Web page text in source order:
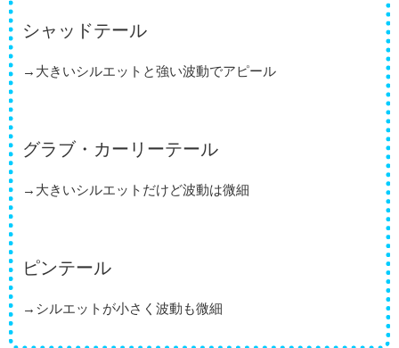
シャッドテール
→大きいシルエットと強い波動でアピール
グラブ・カーリーテール
→大きいシルエットだけど波動は微細
ピンテール
→シルエットが小さく波動も微細